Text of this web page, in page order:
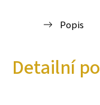
Popis
Detailní